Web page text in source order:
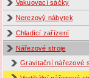
Vakuovací sáčky
Nerezový nábytek
Chladící zařízení
Nářezové stroje
Gravitační nářezové